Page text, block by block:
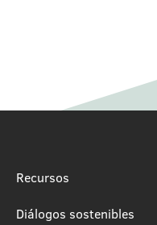
Recursos
Diálogos sostenibles